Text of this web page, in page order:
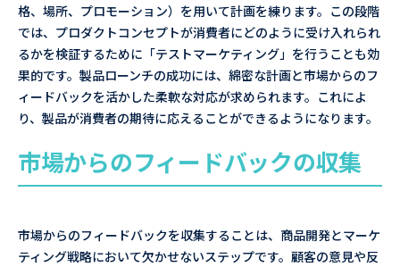
格、場所、プロモーション）を用いて計画を練ります。この段階
では、プロダクトコンセプトが消費者にどのように受け入れられ
るかを検証するために「テストマーケティング」を行うことも効
果的です。製品ローンチの成功には、綿密な計画と市場からのフ
ィードバックを活かした柔軟な対応が求められます。これによ
り、製品が消費者の期待に応えることができるようになります。
市場からのフィードバックの収集
市場からのフィードバックを収集することは、商品開発とマーケ
ティング戦略において欠かせないステップです。顧客の意見や反